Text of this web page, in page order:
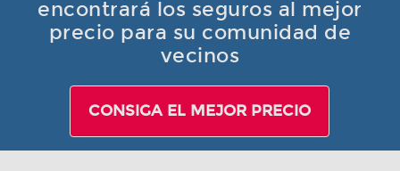
encontrará los seguros al mejor
precio para su comunidad de
vecinos
CONSIGA EL MEJOR PRECIO